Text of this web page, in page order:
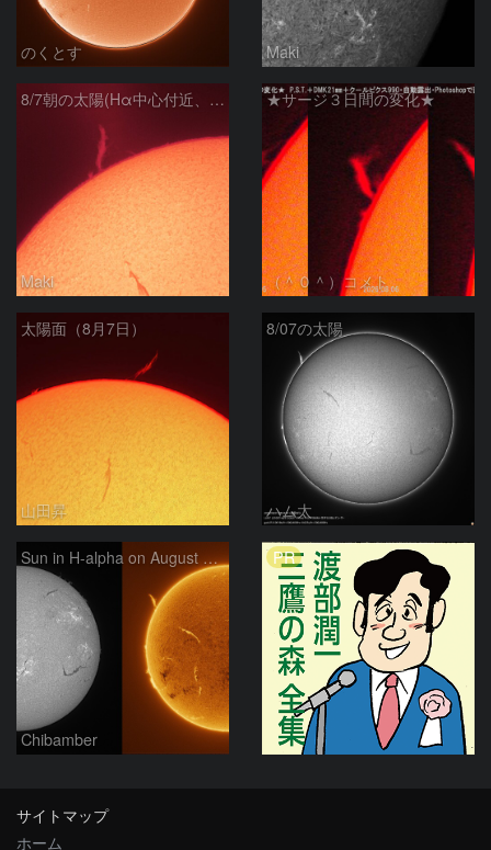
のくとす Maki
8/7朝の太陽(Hα中心付近、プロミネンス)
Maki
★サージ３日間の変化★
（＾０＾）コメト
太陽面（8月7日）
山田昇
8/07の太陽
ハム太
Sun in H-alpha on August 7, 2026
Chibamber
PR
サイトマップ
ホーム